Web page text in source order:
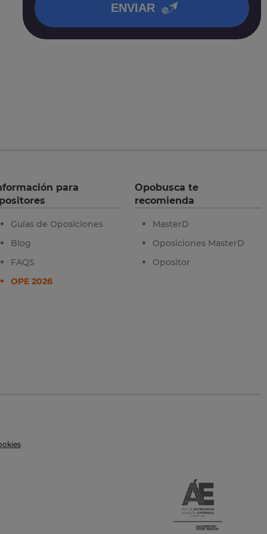
ENVIAR
para
Guías de Oposiciones
Blog
FAQS
OPE 2026
Opobusca te
recomienda
MasterD
Oposiciones MasterD
Opositor